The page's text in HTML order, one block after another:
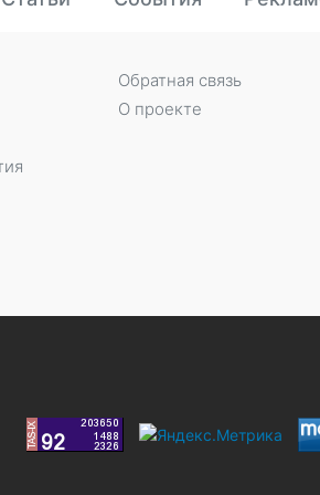
Обратная связь
О проекте